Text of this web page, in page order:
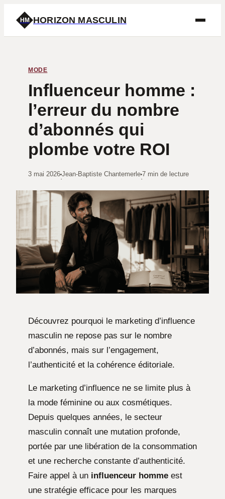
HM HORIZON MASCULIN
MODE
Influenceur homme :
l’erreur du nombre
d’abonnés qui
plombe votre ROI
3 mai 2026
·
Jean-Baptiste Chantemerle
·
7 min de lecture
Découvrez pourquoi le marketing d’influence
masculin ne repose pas sur le nombre
d’abonnés, mais sur l’engagement,
l’authenticité et la cohérence éditoriale.
Le marketing d’influence ne se limite plus à
la mode féminine ou aux cosmétiques.
Depuis quelques années, le secteur
masculin connaît une mutation profonde,
portée par une libération de la consommation
et une recherche constante d’authenticité.
Faire appel à un influenceur homme est
une stratégie efficace pour les marques